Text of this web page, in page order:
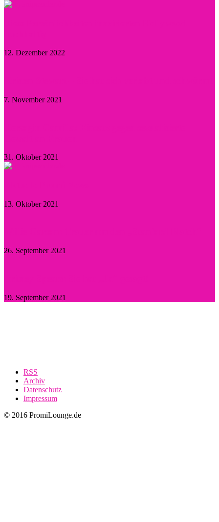
12. Dezember 2022
7. November 2021
31. Oktober 2021
13. Oktober 2021
26. September 2021
19. September 2021
RSS
Archiv
Datenschutz
Impressum
© 2016 PromiLounge.de